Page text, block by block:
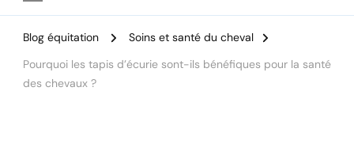
Blog équitation
Soins et santé du cheval
Pourquoi les tapis d’écurie sont-ils bénéfiques pour la santé
des chevaux ?